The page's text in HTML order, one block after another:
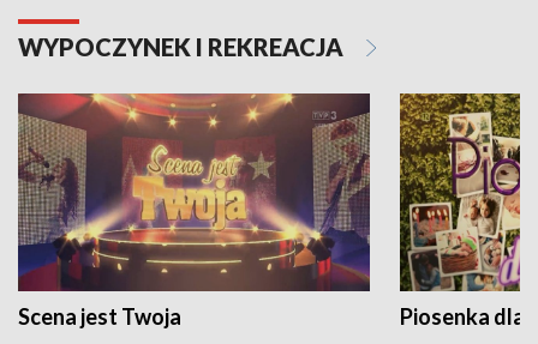
WYPOCZYNEK I REKREACJA
Scena jest Twoja Piosenka dla